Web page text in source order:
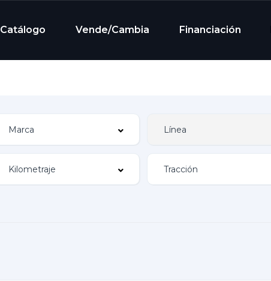
Catálogo Vende/Cambia Financiación